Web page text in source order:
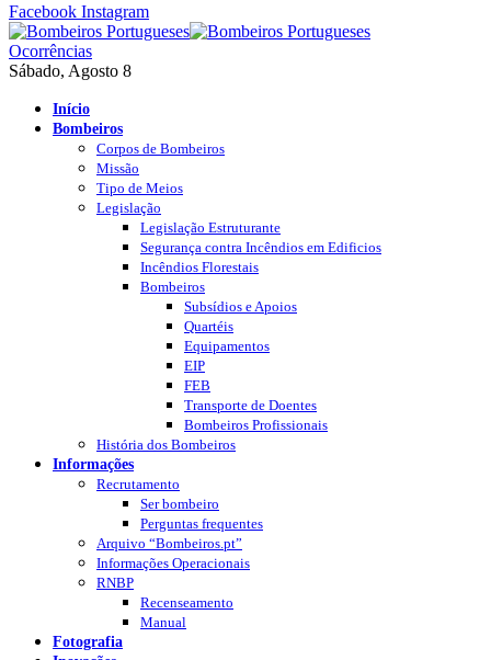
Facebook Instagram
Ocorrências
Sábado, Agosto 8
Início
Bombeiros
Corpos de Bombeiros
Missão
Tipo de Meios
Legislação
Legislação Estruturante
Segurança contra Incêndios em Edificios
Incêndios Florestais
Bombeiros
Subsídios e Apoios
Quartéis
Equipamentos
EIP
FEB
Transporte de Doentes
Bombeiros Profissionais
História dos Bombeiros
Informações
Recrutamento
Ser bombeiro
Perguntas frequentes
Arquivo “Bombeiros.pt”
Informações Operacionais
RNBP
Recenseamento
Manual
Fotografia